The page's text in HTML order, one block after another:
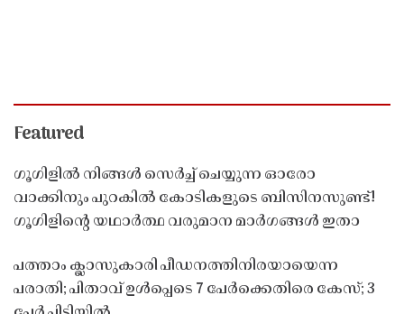
Featured
ഗൂഗിളിൽ നിങ്ങൾ സെർച്ച് ചെയ്യുന്ന ഓരോ
വാക്കിനും പുറകിൽ കോടികളുടെ ബിസിനസുണ്ട്!
ഗൂഗിളിന്റെ യഥാർത്ഥ വരുമാന മാർഗങ്ങൾ ഇതാ
പത്താം ക്ലാസുകാരി പീഡനത്തിനിരയായെന്ന
പരാതി; പിതാവ് ഉൾപ്പെടെ 7 പേർക്കെതിരെ കേസ്; 3